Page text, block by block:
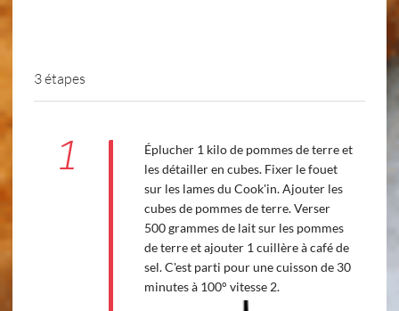
3 étapes
1
Éplucher 1 kilo de pommes de terre et
les détailler en cubes. Fixer le fouet
sur les lames du Cook'in. Ajouter les
cubes de pommes de terre. Verser
500 grammes de lait sur les pommes
de terre et ajouter 1 cuillère à café de
sel. C'est parti pour une cuisson de 30
minutes à 100° vitesse 2.